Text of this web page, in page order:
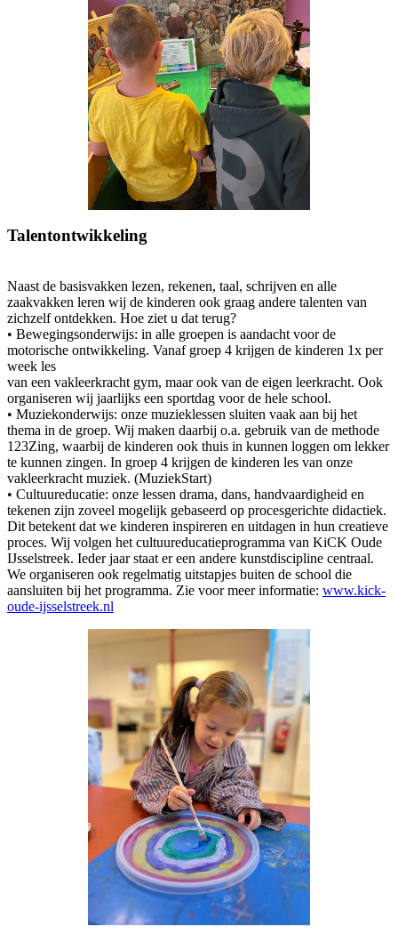
Talentontwikkeling
Naast de basisvakken lezen, rekenen, taal, schrijven en alle
zaakvakken leren wij de kinderen ook graag andere talenten van
zichzelf ontdekken. Hoe ziet u dat terug?
• Bewegingsonderwijs: in alle groepen is aandacht voor de
motorische ontwikkeling. Vanaf groep 4 krijgen de kinderen 1x per
week les
van een vakleerkracht gym, maar ook van de eigen leerkracht. Ook
organiseren wij jaarlijks een sportdag voor de hele school.
• Muziekonderwijs: onze muzieklessen sluiten vaak aan bij het
thema in de groep. Wij maken daarbij o.a. gebruik van de methode
123Zing, waarbij de kinderen ook thuis in kunnen loggen om lekker
te kunnen zingen. In groep 4 krijgen de kinderen les van onze
vakleerkracht muziek. (MuziekStart)
• Cultuureducatie: onze lessen drama, dans, handvaardigheid en
tekenen zijn zoveel mogelijk gebaseerd op procesgerichte didactiek.
Dit betekent dat we kinderen inspireren en uitdagen in hun creatieve
proces. Wij volgen het cultuureducatieprogramma van KiCK Oude
IJsselstreek. Ieder jaar staat er een andere kunstdiscipline centraal.
We organiseren ook regelmatig uitstapjes buiten de school die
aansluiten bij het programma. Zie voor meer informatie: www.kick-
oude-ijsselstreek.nl